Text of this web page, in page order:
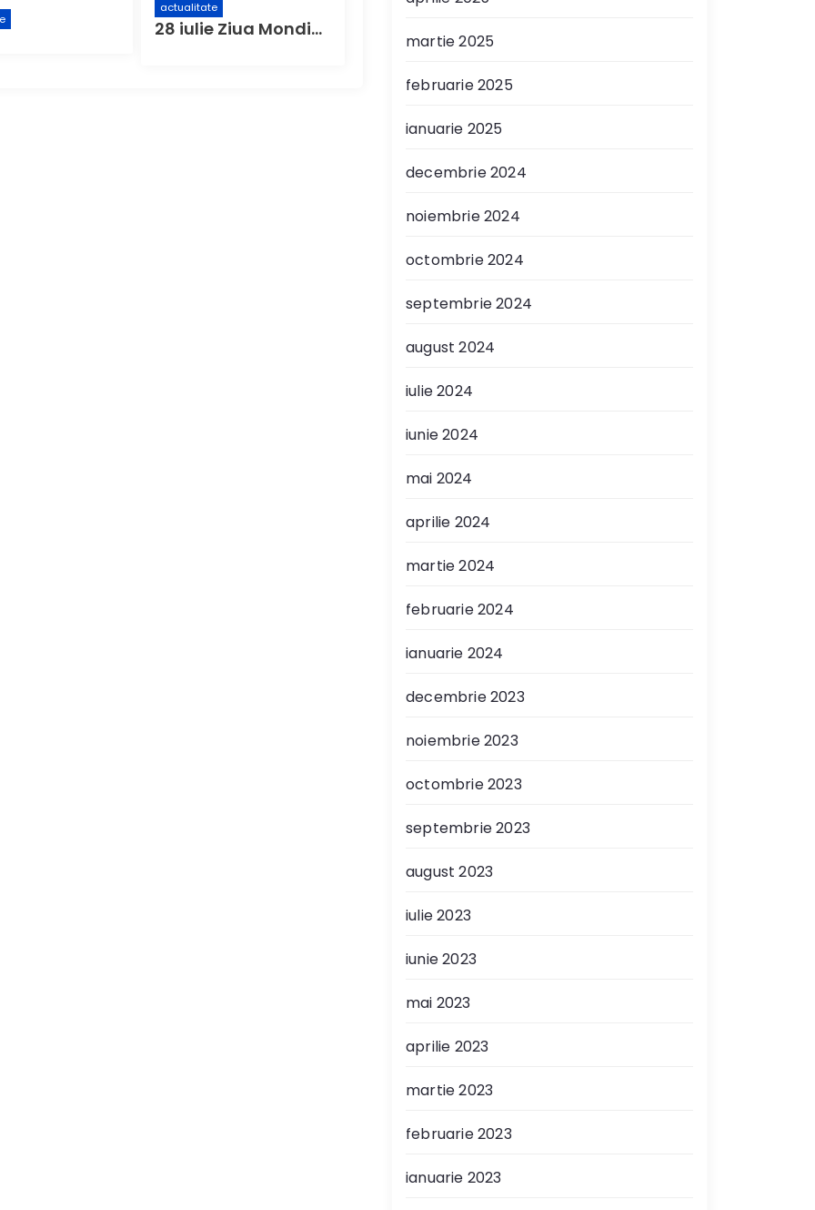
actualitate
28 iulie Ziua Mondială de Luptă Împotriva Hepatitei
martie 2025
februarie 2025
ianuarie 2025
decembrie 2024
noiembrie 2024
octombrie 2024
septembrie 2024
august 2024
iulie 2024
iunie 2024
mai 2024
aprilie 2024
martie 2024
februarie 2024
ianuarie 2024
decembrie 2023
noiembrie 2023
octombrie 2023
septembrie 2023
august 2023
iulie 2023
iunie 2023
mai 2023
aprilie 2023
martie 2023
februarie 2023
ianuarie 2023